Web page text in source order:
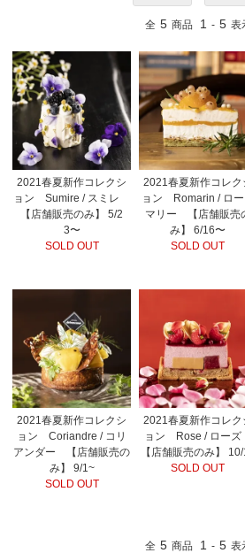
全 5 商品 1 - 5 表
2021春夏新作コレクシ
ョン Sumire / スミレ
【店舗販売のみ】 5/2
3〜
SOLD OUT
2021春夏新作コレク
ョン Romarin / ロ
マリー 【店舗販売
み】 6/16〜
SOLD OUT
2021春夏新作コレクシ
ョン Coriandre / コリ
アンダー 【店舗販売の
み】 9/1~
SOLD OUT
2021春夏新作コレク
ョン Rose / ローズ
【店舗販売のみ】
SOLD OUT
全 5 商品 1 - 5 表